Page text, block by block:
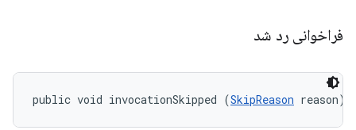
فراخوانی رد شد
public void invocationSkipped (SkipReason reason)